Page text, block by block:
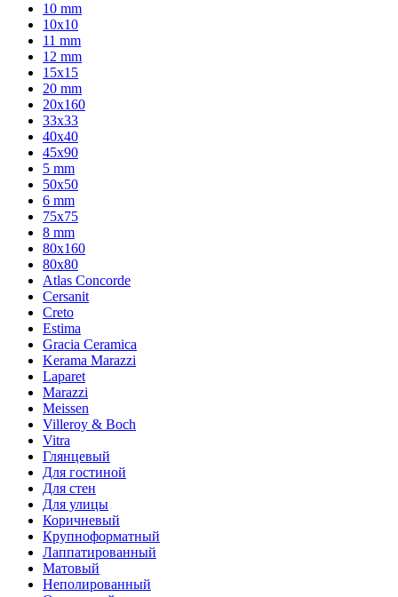
10 mm
10x10
11 mm
12 mm
15x15
20 mm
20х160
33x33
40х40
45x90
5 mm
50x50
6 mm
75х75
8 mm
80x160
80x80
Atlas Concorde
Cersanit
Creto
Estima
Gracia Ceramica
Kerama Marazzi
Laparet
Marazzi
Meissen
Villeroy & Boch
Vitra
Глянцевый
Для гостиной
Для стен
Для улицы
Коричневый
Крупноформатный
Лаппатированный
Матовый
Неполированный